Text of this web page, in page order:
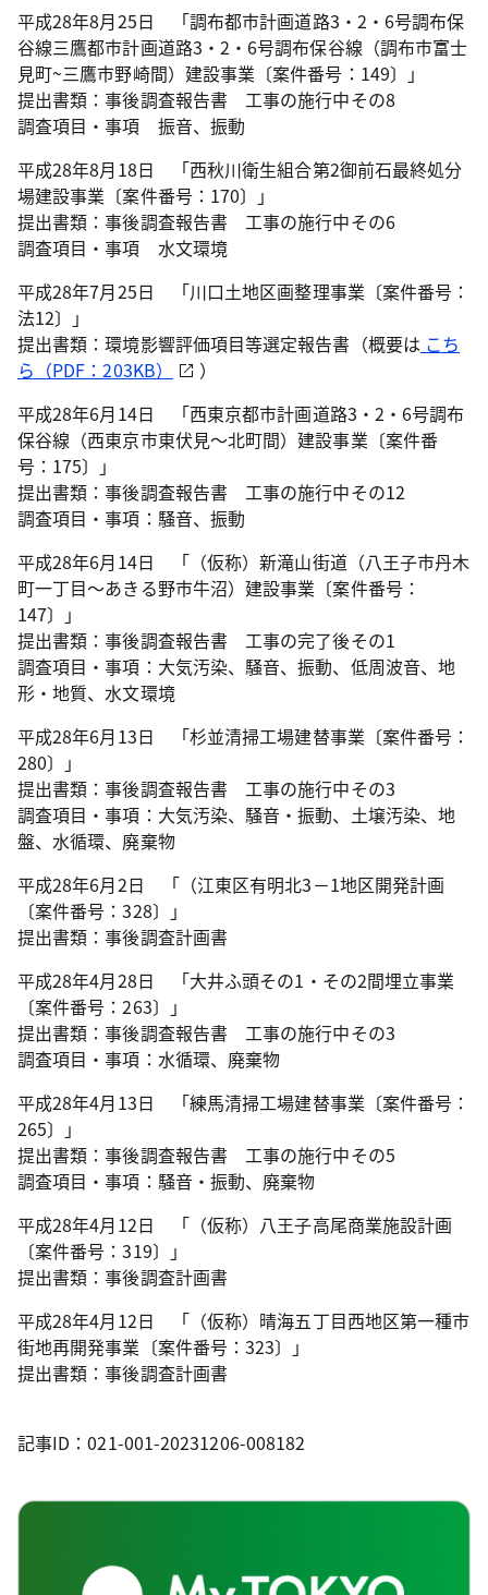
平成28年8月25日 「調布都市計画道路3・2・6号調布保
谷線三鷹都市計画道路3・2・6号調布保谷線（調布市富士
見町~三鷹市野崎間）建設事業〔案件番号：149〕」
提出書類：事後調査報告書 工事の施行中その8
調査項目・事項 振音、振動
平成28年8月18日 「西秋川衛生組合第2御前石最終処分
場建設事業〔案件番号：170〕」
提出書類：事後調査報告書 工事の施行中その6
調査項目・事項 水文環境
平成28年7月25日 「川口土地区画整理事業〔案件番号：
法12〕」
提出書類：環境影響評価項目等選定報告書（概要は こち
ら（PDF：203KB）
）
平成28年6月14日 「西東京都市計画道路3・2・6号調布
保谷線（西東京市東伏見～北町間）建設事業〔案件番
号：175〕」
提出書類：事後調査報告書 工事の施行中その12
調査項目・事項：騒音、振動
平成28年6月14日 「（仮称）新滝山街道（八王子市丹木
町一丁目～あきる野市牛沼）建設事業〔案件番号：
147〕」
提出書類：事後調査報告書 工事の完了後その1
調査項目・事項：大気汚染、騒音、振動、低周波音、地
形・地質、水文環境
平成28年6月13日 「杉並清掃工場建替事業〔案件番号：
280〕」
提出書類：事後調査報告書 工事の施行中その3
調査項目・事項：大気汚染、騒音・振動、土壌汚染、地
盤、水循環、廃棄物
平成28年6月2日 「（江東区有明北3－1地区開発計画
〔案件番号：328〕」
提出書類：事後調査計画書
平成28年4月28日 「大井ふ頭その1・その2間埋立事業
〔案件番号：263〕」
提出書類：事後調査報告書 工事の施行中その3
調査項目・事項：水循環、廃棄物
平成28年4月13日 「練馬清掃工場建替事業〔案件番号：
265〕」
提出書類：事後調査報告書 工事の施行中その5
調査項目・事項：騒音・振動、廃棄物
平成28年4月12日 「（仮称）八王子高尾商業施設計画
〔案件番号：319〕」
提出書類：事後調査計画書
平成28年4月12日 「（仮称）晴海五丁目西地区第一種市
街地再開発事業〔案件番号：323〕」
提出書類：事後調査計画書
記事ID：021-001-20231206-008182